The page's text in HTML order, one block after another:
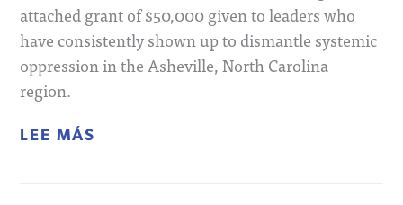
attached grant of $50,000 given to leaders who
have consistently shown up to dismantle systemic
oppression in the Asheville, North Carolina
region.
LEE MÁS